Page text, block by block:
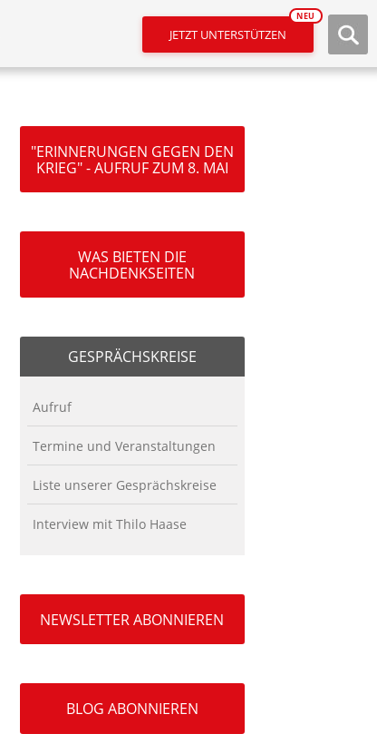
JETZT UNTERSTÜTZEN
NEU
"ERINNERUNGEN GEGEN DEN
KRIEG" - AUFRUF ZUM 8. MAI
WAS BIETEN DIE
NACHDENKSEITEN
GESPRÄCHSKREISE
Aufruf
Termine und Veranstaltungen
Liste unserer Gesprächskreise
Interview mit Thilo Haase
NEWSLETTER ABONNIEREN
BLOG ABONNIEREN